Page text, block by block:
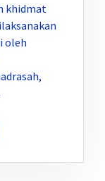
khidmat
oleh